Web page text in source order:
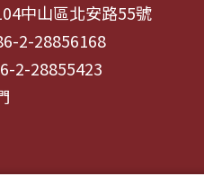
中山區北安路55號
2-28856168
2-28855423